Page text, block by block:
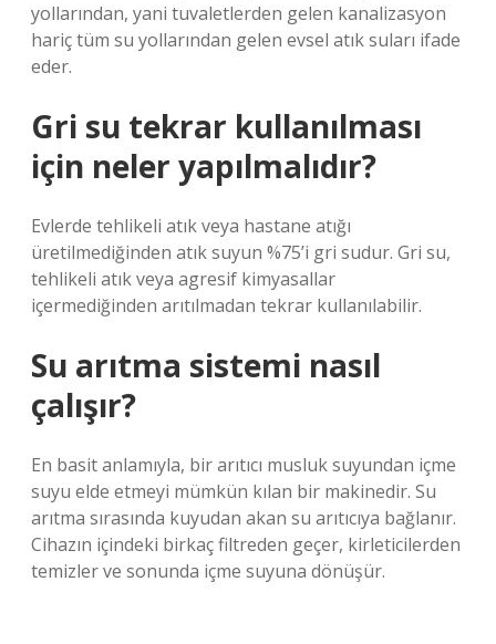
yollarından, yani tuvaletlerden gelen kanalizasyon
hariç tüm su yollarından gelen evsel atık suları ifade
eder.
Gri su tekrar kullanılması
için neler yapılmalıdır?
Evlerde tehlikeli atık veya hastane atığı
üretilmediğinden atık suyun %75’i gri sudur. Gri su,
tehlikeli atık veya agresif kimyasallar
içermediğinden arıtılmadan tekrar kullanılabilir.
Su arıtma sistemi nasıl
çalışır?
En basit anlamıyla, bir arıtıcı musluk suyundan içme
suyu elde etmeyi mümkün kılan bir makinedir. Su
arıtma sırasında kuyudan akan su arıtıcıya bağlanır.
Cihazın içindeki birkaç filtreden geçer, kirleticilerden
temizler ve sonunda içme suyuna dönüşür.